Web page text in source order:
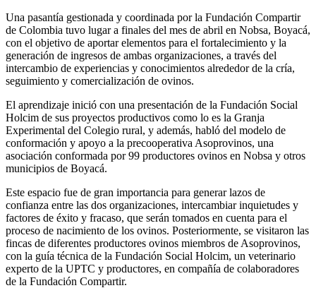
Una pasantía gestionada y coordinada por la Fundación Compartir
de Colombia tuvo lugar a finales del mes de abril en Nobsa, Boyacá,
con el objetivo de aportar elementos para el fortalecimiento y la
generación de ingresos de ambas organizaciones, a través del
intercambio de experiencias y conocimientos alrededor de la cría,
seguimiento y comercialización de ovinos.
El aprendizaje inició con una presentación de la Fundación Social
Holcim de sus proyectos productivos como lo es la Granja
Experimental del Colegio rural, y además, habló del modelo de
conformación y apoyo a la precooperativa Asoprovinos, una
asociación conformada por 99 productores ovinos en Nobsa y otros
municipios de Boyacá.
Este espacio fue de gran importancia para generar lazos de
confianza entre las dos organizaciones, intercambiar inquietudes y
factores de éxito y fracaso, que serán tomados en cuenta para el
proceso de nacimiento de los ovinos. Posteriormente, se visitaron las
fincas de diferentes productores ovinos miembros de Asoprovinos,
con la guía técnica de la Fundación Social Holcim, un veterinario
experto de la UPTC y productores, en compañía de colaboradores
de la Fundación Compartir.